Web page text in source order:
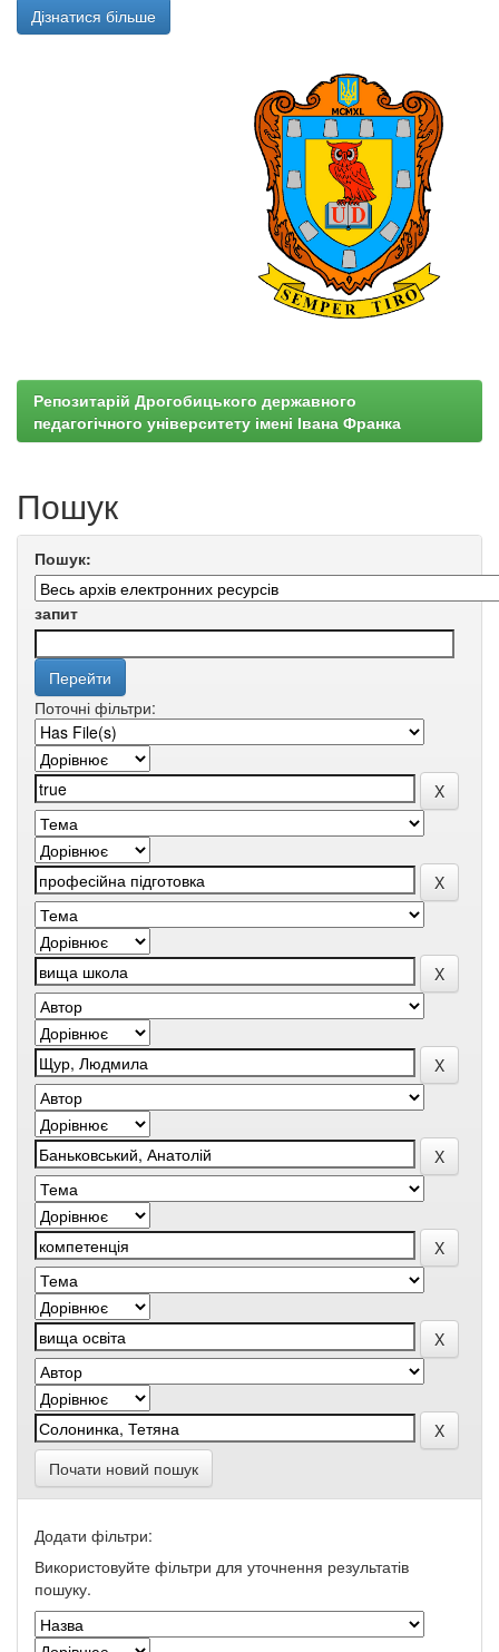
Дізнатися більше
Репозитарій Дрогобицького державного
педагогічного університету імені Івана Франка
Пошук
Пошук:
запит
Поточні фільтри:
Почати новий пошук
Додати фільтри:
Використовуйте фільтри для уточнення результатів
пошуку.